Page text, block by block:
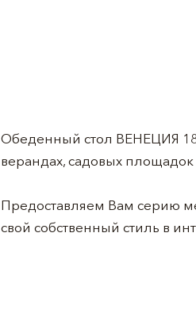
Обеденный стол ВЕНЕЦИЯ
верандах, садовых
Предоставляем Вам серию
свой собственный стиль в